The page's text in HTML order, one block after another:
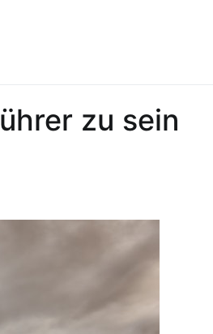
zu sein